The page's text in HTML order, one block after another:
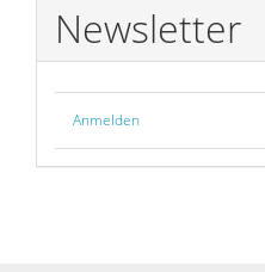
Newsletter
Anmelden